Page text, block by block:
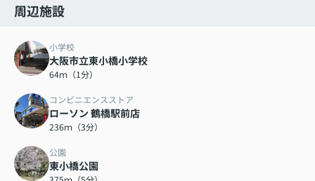
周辺施設
小学校
大阪市立東小橋小学校
64ｍ（1分）
コンビニエンスストア
ローソン 鶴橋駅前店
236ｍ（3分）
公園
東小橋公園